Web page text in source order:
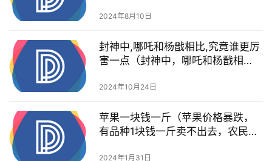
2024年8月10日
封神中,哪吒和杨戬相比,究竟谁更厉
害一点（封神中，哪吒和杨戬相
2024年10月24日
苹果一块钱一斤（苹果价格暴跌，
有品种1块钱一斤卖不出去，农民大
2024年1月31日